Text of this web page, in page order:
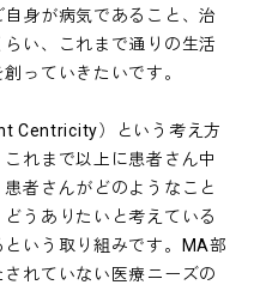
身が病気であること、治
い、これまで通りの生活
っていきたいです。
Centricity）という考え方
れまで以上に患者さん中
者さんがどのようなこと
うありたいと考えている
いう取り組みです。MA部
れていない医療ニーズの